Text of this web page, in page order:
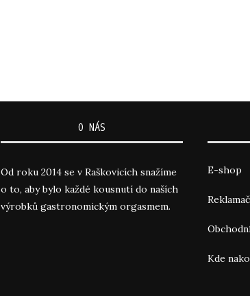
O NÁS
Od roku 2014 se v Raškovicích snažíme
o to, aby bylo každé kousnutí do naších
výrobků gastronomickým orgasmem.
E-shop
Kde